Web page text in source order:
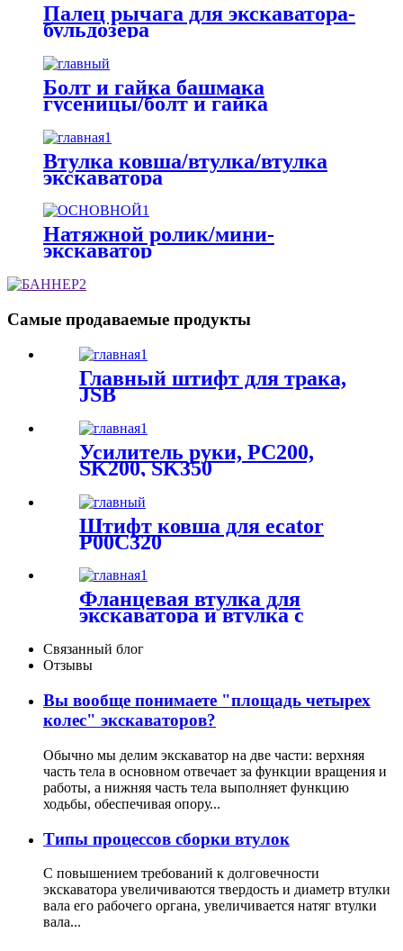
Палец рычага для экскаватора-
бульдозера
Болт и гайка башмака
гусеницы/болт и гайка
экскаватора
Втулка ковша/втулка/втулка
экскаватора
Натяжной ролик/мини-
экскаватор
Самые продаваемые продукты
Главный штифт для трака,
JSB
Усилитель руки, PC200,
SK200, SK350
Штифт ковша для ecator
P00C320
Фланцевая втулка для
экскаватора и втулка с
Связанный блог
Отзывы
Вы вообще понимаете "площадь четырех
колес" экскаваторов?
Обычно мы делим экскаватор на две части: верхняя
часть тела в основном отвечает за функции вращения и
работы, а нижняя часть тела выполняет функцию
ходьбы, обеспечивая опору...
Типы процессов сборки втулок
С повышением требований к долговечности
экскаватора увеличиваются твердость и диаметр втулки
вала его рабочего органа, увеличивается натяг втулки
вала...